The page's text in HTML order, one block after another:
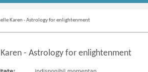
Karen - Astrology for enlightenment
- Astrology for enlightenment